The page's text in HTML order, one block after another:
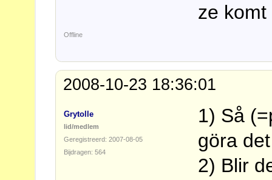
ze
Offline
2008-10-23 18:36:01
Grytolle
lid/medlem
Geregistreerd: 2007-08-05
Bijdragen: 564
1) Så
göra det
2) Blir